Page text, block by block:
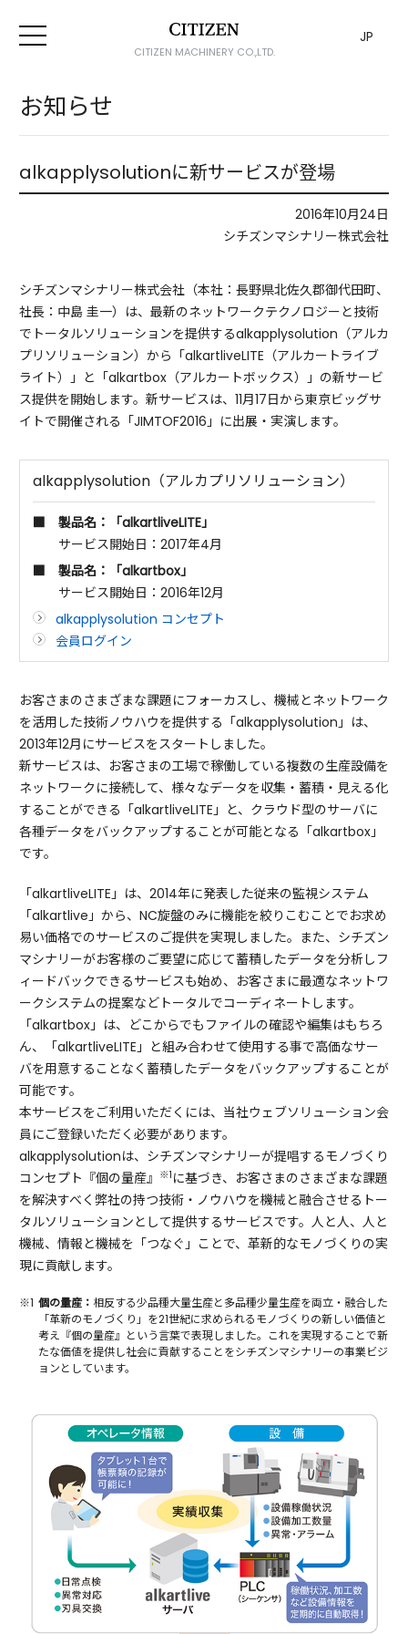
CITIZEN MACHINERY CO.,LTD.
JP
お知らせ
alkapplysolutionに新サービスが登場
2016年10月24日
シチズンマシナリー株式会社
シチズンマシナリー株式会社（本社：長野県北佐久郡御代田町、
社長：中島 圭一）は、最新のネットワークテクノロジーと技術
でトータルソリューションを提供するalkapplysolution（アルカ
プリソリューション）から「alkartliveLITE（アルカートライブ
ライト）」と「alkartbox（アルカートボックス）」の新サービ
ス提供を開始します。新サービスは、11月17日から東京ビッグサ
イトで開催される「JIMTOF2016」に出展・実演します。
alkapplysolution（アルカプリソリューション）
■ 製品名：「alkartliveLITE」
サービス開始日：2017年4月
■ 製品名：「alkartbox」
サービス開始日：2016年12月
alkapplysolution コンセプト
会員ログイン
お客さまのさまざまな課題にフォーカスし、機械とネットワーク
を活用した技術ノウハウを提供する「alkapplysolution」は、
2013年12月にサービスをスタートしました。
新サービスは、お客さまの工場で稼働している複数の生産設備を
ネットワークに接続して、様々なデータを収集・蓄積・見える化
することができる「alkartliveLITE」と、クラウド型のサーバに
各種データをバックアップすることが可能となる「alkartbox」
です。
「alkartliveLITE」は、2014年に発表した従来の監視システム
「alkartlive」から、NC旋盤のみに機能を絞りこむことでお求め
易い価格でのサービスのご提供を実現しました。また、シチズン
マシナリーがお客様のご要望に応じて蓄積したデータを分析しフ
ィードバックできるサービスも始め、お客さまに最適なネットワ
ークシステムの提案などトータルでコーディネートします。
「alkartbox」は、どこからでもファイルの確認や編集はもちろ
ん、「alkartliveLITE」と組み合わせて使用する事で高価なサー
バを用意することなく蓄積したデータをバックアップすることが
可能です。
本サービスをご利用いただくには、当社ウェブソリューション会
員にご登録いただく必要があります。
alkapplysolutionは、シチズンマシナリーが提唱するモノづくり
コンセプト『個の量産』 ※1 に基づき、お客さまのさまざまな課題
を解決すべく弊社の持つ技術・ノウハウを機械と融合させるトー
タルソリューションとして提供するサービスです。人と人、人と
機械、情報と機械を「つなぐ」ことで、革新的なモノづくりの実
現に貢献します。
※1 個の量産： 相反する少品種大量生産と多品種少量生産を両立・融合した
「革新のモノづくり」を21世紀に求められるモノづくりの新しい価値と
考え『個の量産』という言葉で表現しました。これを実現することで新
たな価値を提供し社会に貢献することをシチズンマシナリーの事業ビジ
ョンとしています。